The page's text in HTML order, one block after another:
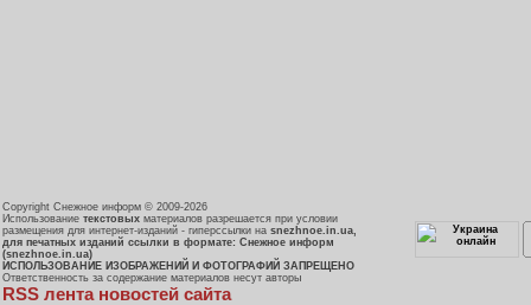
Copyright Снежное информ © 2009-2026
Использование текстовых материалов разрешается при условии
размещения для интернет-изданий - гиперссылки на snezhnoe.in.ua,
для печатных изданий ссылки в формате: Снежное информ
(snezhnoe.in.ua)
ИСПОЛЬЗОВАНИЕ ИЗОБРАЖЕНИЙ И ФОТОГРАФИЙ ЗАПРЕЩЕНО
Ответственность за содержание материалов несут авторы
RSS лента новостей сайта